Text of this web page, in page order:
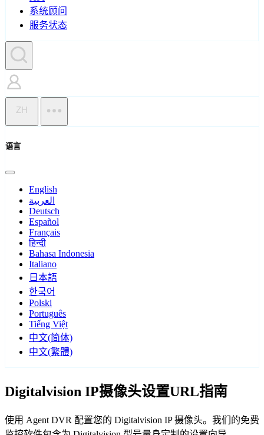
系统顾问
服务状态
ZH
语言
English
العربية
Deutsch
Español
Français
हिन्दी
Bahasa Indonesia
Italiano
日本語
한국어
Polski
Português
Tiếng Việt
中文(简体)
中文(繁體)
Digitalvision IP摄像头设置URL指南
使用 Agent DVR 配置您的 Digitalvision IP 摄像头。我们的免费